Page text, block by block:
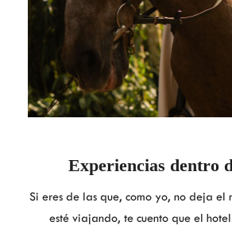
Experiencias dentro
Si eres de las que, como yo, no deja el
esté viajando, te cuento que el